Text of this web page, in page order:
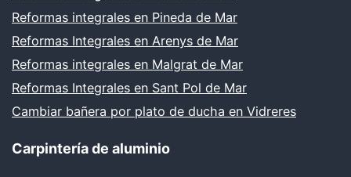
Reformas integrales en Pineda de Mar
Reformas Integrales en Arenys de Mar
Reformas integrales en Malgrat de Mar
Reformas Integrales en Sant Pol de Mar
Cambiar bañera por plato de ducha en Vidreres
Carpintería de aluminio